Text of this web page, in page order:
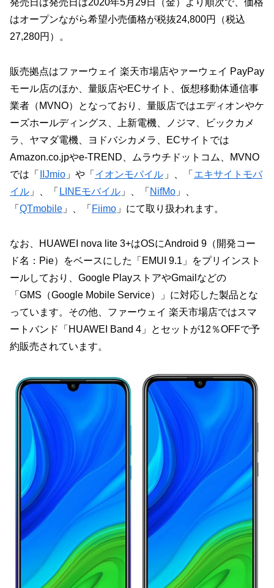
発売日は発売日は2020年5月29日（金）より順次で、価格
はオープンながら希望小売価格が税抜24,800円（税込
27,280円）。
販売拠点はファーウェイ 楽天市場店やァーウェイ PayPay
モール店のほか、量販店やECサイト、仮想移動体通信事
業者（MVNO）となっており、量販店ではエディオンやケ
ーズホールディングス、上新電機、ノジマ、ビックカメ
ラ、ヤマダ電機、ヨドバシカメラ、ECサイトでは
Amazon.co.jpやe-TREND、ムラウチドットコム、MVNO
では「
IIJmio 」や「 イオンモバイル 」、「 エキサイトモバ
イル 」、「 LINEモバイル 」、「 NifMo 」、
「 QTmobile 」、「 Fiimo 」にて取り扱われます。
なお、HUAWEI nova lite 3+はOSにAndroid 9（開発コー
ド名：Pie）をベースにした「EMUI 9.1」をプリインスト
ールしており、Google PlayストアやGmailなどの
「GMS（Google Mobile Service）」に対応した製品とな
っています。その他、ファーウェイ 楽天市場店ではスマ
ートバンド「HUAWEI Band 4」とセットが12％OFFで予
約販売されています。